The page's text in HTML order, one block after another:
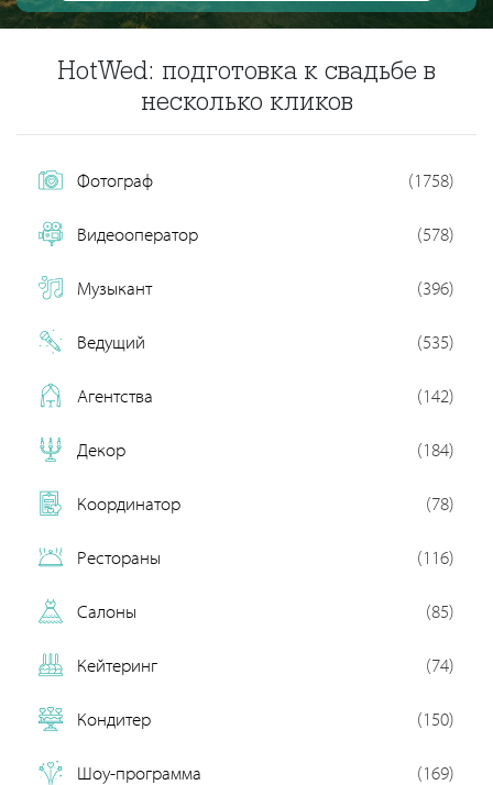
HotWed: подготовка к свадьбе в
несколько кликов
Фотограф (1758)
Видеооператор (578)
Музыкант (396)
Ведущий (535)
Агентства (142)
Декор (184)
Координатор (78)
Рестораны (116)
Салоны (85)
Кейтеринг (74)
Кондитер (150)
Шоу-программа (169)